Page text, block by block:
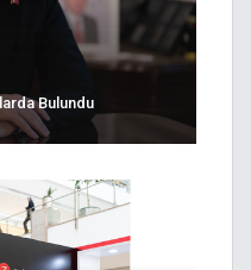
Bulundu